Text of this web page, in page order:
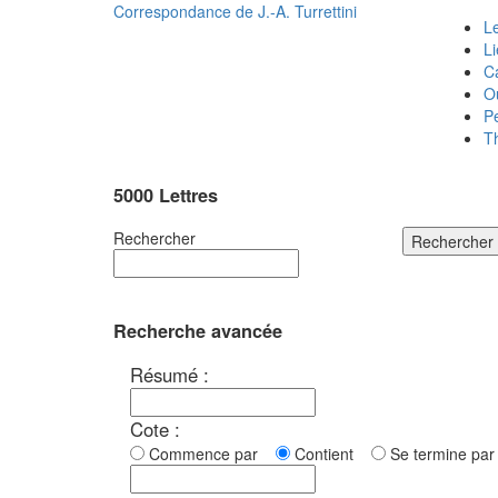
Correspondance de J.-A. Turrettini
5000 Lettres
Rechercher Rechercher
Recherche avancée
Résumé :
Cote :
Commence par Contient Se termine